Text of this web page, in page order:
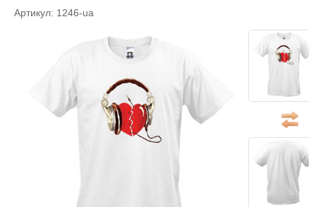
Артикул: 1246-ua